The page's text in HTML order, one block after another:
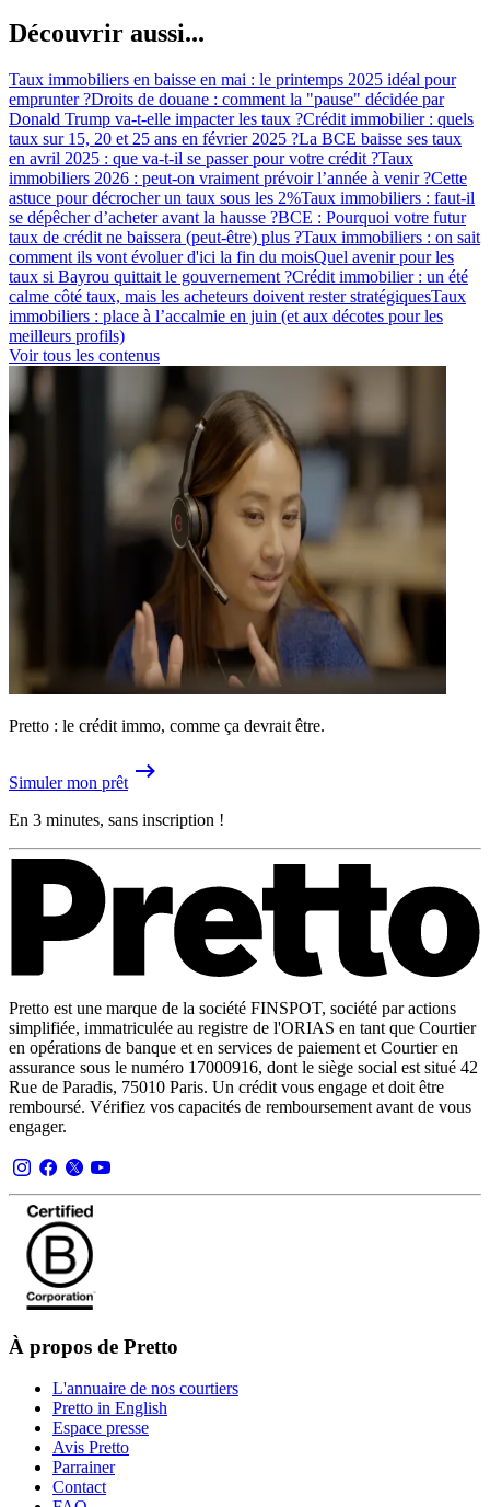
Découvrir aussi...
Taux immobiliers en baisse en mai : le printemps 2025 idéal pour
emprunter ?Droits de douane : comment la "pause" décidée par
Donald Trump va-t-elle impacter les taux ?Crédit immobilier : quels
taux sur 15, 20 et 25 ans en février 2025 ?La BCE baisse ses taux
en avril 2025 : que va-t-il se passer pour votre crédit ?Taux
immobiliers 2026 : peut-on vraiment prévoir l’année à venir ?Cette
astuce pour décrocher un taux sous les 2%Taux immobiliers : faut-il
se dépêcher d’acheter avant la hausse ?BCE : Pourquoi votre futur
taux de crédit ne baissera (peut-être) plus ?Taux immobiliers : on sait
comment ils vont évoluer d'ici la fin du moisQuel avenir pour les
taux si Bayrou quittait le gouvernement ?Crédit immobilier : un été
calme côté taux, mais les acheteurs doivent rester stratégiquesTaux
immobiliers : place à l’accalmie en juin (et aux décotes pour les
meilleurs profils)
Voir tous les contenus
Pretto : le crédit immo, comme ça devrait être.
Simuler mon prêt
En 3 minutes, sans inscription !
Pretto est une marque de la société FINSPOT, société par actions
simplifiée, immatriculée au registre de l'ORIAS en tant que Courtier
en opérations de banque et en services de paiement et Courtier en
assurance sous le numéro 17000916, dont le siège social est situé 42
Rue de Paradis, 75010 Paris. Un crédit vous engage et doit être
remboursé. Vérifiez vos capacités de remboursement avant de vous
engager.
À propos de Pretto
L'annuaire de nos courtiers
Pretto in English
Espace presse
Avis Pretto
Parrainer
Contact